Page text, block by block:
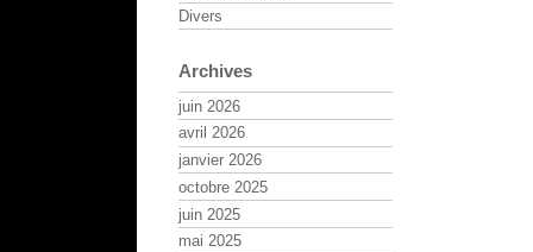
Divers
Archives
juin 2026
avril 2026
janvier 2026
octobre 2025
juin 2025
mai 2025